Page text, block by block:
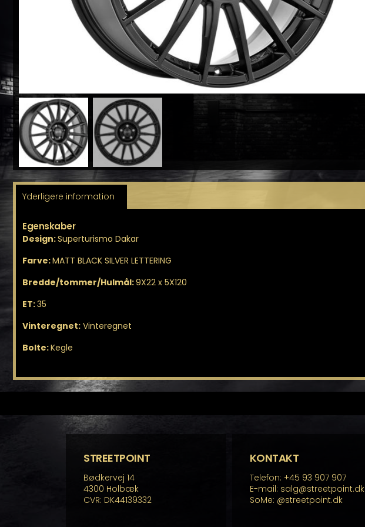
Yderligere information
Egenskaber
Design:Superturismo Dakar
Farve:MATT BLACK SILVER LETTERING
Bredde/tommer/Hulmål:9X22 x 5X120
ET:35
Vinteregnet: Vinteregnet
Bolte:Kegle
STREETPOINT
Bødkervej 14
4300 Holbæk
CVR: DK44139332
KONTAKT
Telefon: +45 93 907 907
E-mail: salg@streetpoint.dk
SoMe: @streetpoint.dk